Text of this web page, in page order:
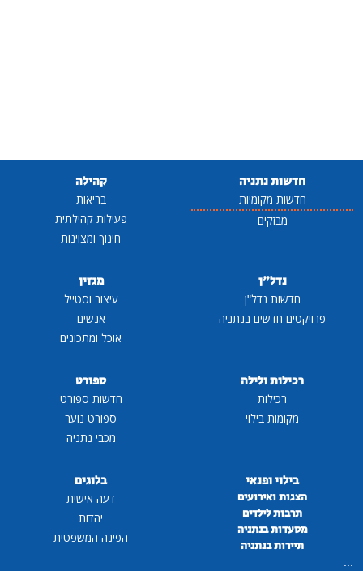
חדשות נתניה
חדשות מקומיות
מבזקים
קהילה
בריאות
פעילות קהילתית
חינוך ומצוינות
נדל"ן
חדשות נדל"ן
פרויקטים חדשים בנתניה
מגזין
עיצוב וסטייל
אנשים
אוכל ומתכונים
רכילות ולילה
רכילות
מקומות בילוי
ספורט
חדשות ספורט
ספורט נוער
מכבי נתניה
בילוי ופנאי
הצגות ואירועים
תרבות לילדים
מסעדות בנתניה
תיירות בנתניה
...
בלוגים
דעה אישית
יהדות
הפינה המשפטית